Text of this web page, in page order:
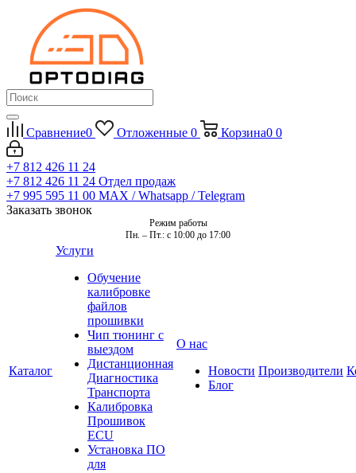
Сравнение0 Отложенные 0 Корзина0 0
+7 812 426 11 24
+7 812 426 11 24 Отдел продаж
+7 995 595 11 00 MAX / Whatsapp / Telegram
Заказать звонок
Режим работы
Пн. – Пт.: с 10:00 до 17:00
Каталог
Услуги
Обучение
калибровке
файлов
прошивки
Чип тюнинг с
выездом
Дистанционная
Диагностика
Транспорта
Калибровка
Прошивок
ECU
Установка ПО
для
О нас
Новости
Блог
Производители